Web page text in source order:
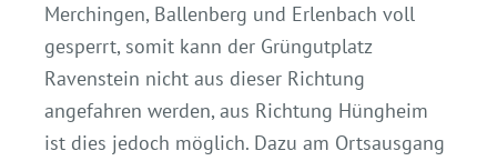
Merchingen, Ballenberg und Erlenbach voll
gesperrt, somit kann der Grüngutplatz
Ravenstein nicht aus dieser Richtung
angefahren werden, aus Richtung Hüngheim
ist dies jedoch möglich. Dazu am Ortsausgang